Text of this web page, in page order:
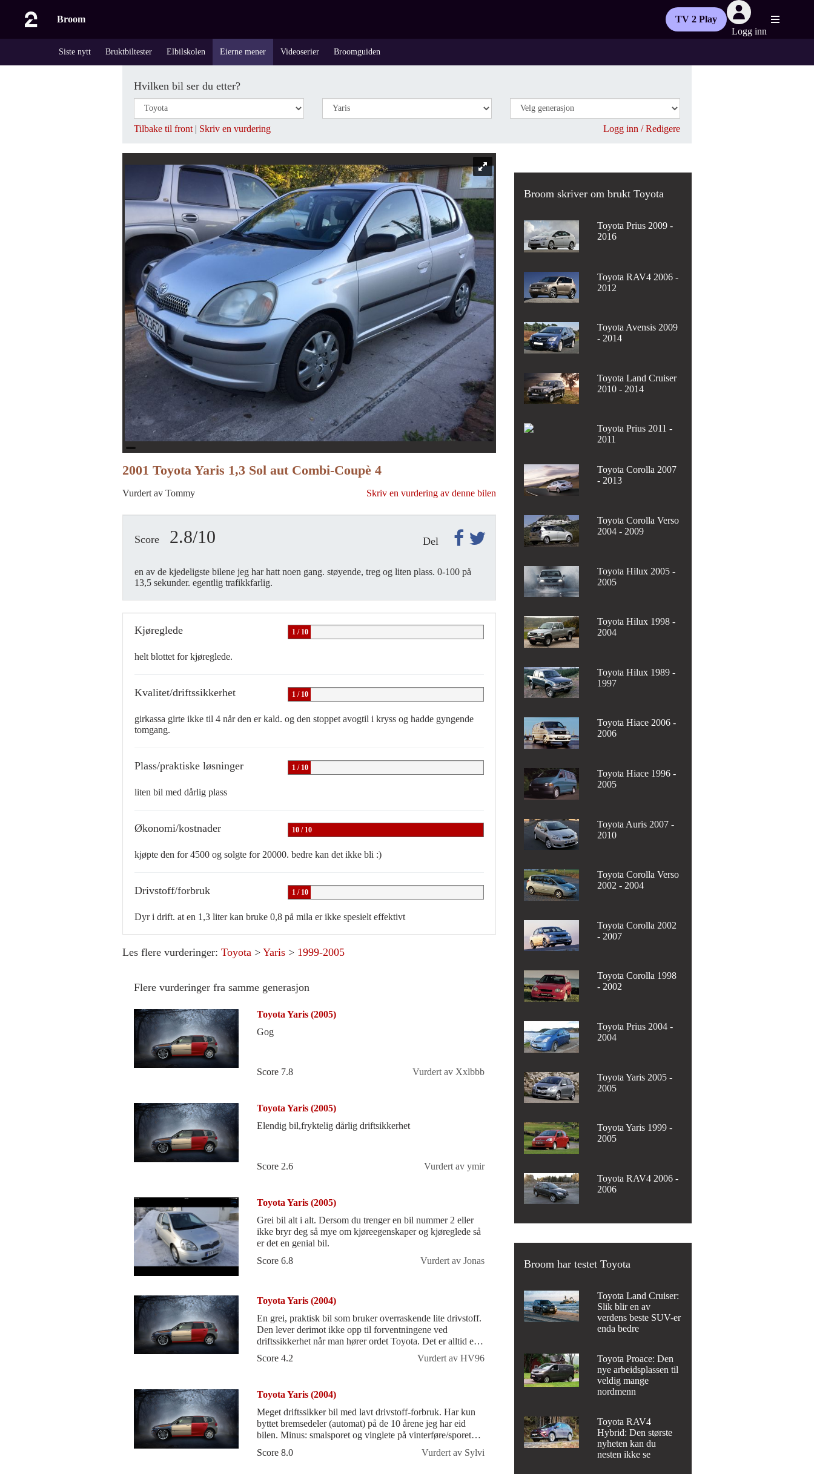
Broom
TV 2 Play
Logg inn
Siste nytt Bruktbiltester Elbilskolen Eierne mener Videoserier Broomguiden
Hvilken bil ser du etter?
Tilbake til front | Skriv en vurdering Logg inn / Redigere
2001 Toyota Yaris 1,3 Sol aut Combi-Coupè 4
Vurdert av Tommy Skriv en vurdering av denne bilen
Score 2.8/10 Del
en av de kjedeligste bilene jeg har hatt noen gang. støyende, treg og liten plass. 0-100 på
13,5 sekunder. egentlig trafikkfarlig.
Kjøreglede 1 / 10
helt blottet for kjøreglede.
Kvalitet/driftssikkerhet 1 / 10
girkassa girte ikke til 4 når den er kald. og den stoppet avogtil i kryss og hadde gyngende
tomgang.
Plass/praktiske løsninger 1 / 10
liten bil med dårlig plass
Økonomi/kostnader 10 / 10
kjøpte den for 4500 og solgte for 20000. bedre kan det ikke bli :)
Drivstoff/forbruk 1 / 10
Dyr i drift. at en 1,3 liter kan bruke 0,8 på mila er ikke spesielt effektivt
Les flere vurderinger: Toyota > Yaris > 1999-2005
Flere vurderinger fra samme generasjon
Toyota Yaris (2005)
Gog
Score 7.8 Vurdert av Xxlbbb
Toyota Yaris (2005)
Elendig bil,fryktelig dårlig driftsikkerhet
Score 2.6 Vurdert av ymir
Toyota Yaris (2005)
Grei bil alt i alt. Dersom du trenger en bil nummer 2 eller
ikke bryr deg så mye om kjøreegenskaper og kjøreglede så
er det en genial bil.
Score 6.8
Vurdert av Jonas
Toyota Yaris (2004)
En grei, praktisk bil som bruker overraskende lite drivstoff.
Den lever derimot ikke opp til forventningene ved
driftssikkerhet når man hører ordet Toyota. Det er alltid et
eller annet som må fikse
Score 4.2 Vurdert av HV96
Toyota Yaris (2004)
Meget driftssikker bil med lavt drivstoff-forbruk. Har kun
byttet bremsedeler (automat) på de 10 årene jeg har eid
bilen. Minus: smalsporet og vinglete på vinterføre/sporete
Score 8.0 Vurdert av Sylvi
Broom skriver om brukt Toyota
Toyota Prius 2009 -
2016
Toyota RAV4 2006 -
2012
Toyota Avensis 2009
- 2014
Toyota Land Cruiser
2010 - 2014
Toyota Prius 2011 -
2011
Toyota Corolla 2007
- 2013
Toyota Corolla Verso
2004 - 2009
Toyota Hilux 2005 -
2005
Toyota Hilux 1998 -
2004
Toyota Hilux 1989 -
1997
Toyota Hiace 2006 -
2006
Toyota Hiace 1996 -
2005
Toyota Auris 2007 -
2010
Toyota Corolla Verso
2002 - 2004
Toyota Corolla 2002
- 2007
Toyota Corolla 1998
- 2002
Toyota Prius 2004 -
2004
Toyota Yaris 2005 -
2005
Toyota Yaris 1999 -
2005
Toyota RAV4 2006 -
2006
Broom har testet Toyota
Toyota Land Cruiser:
Slik blir en av
verdens beste SUV-er
enda bedre
Toyota Proace: Den
nye arbeidsplassen til
veldig mange
nordmenn
Toyota RAV4
Hybrid: Den største
nyheten kan du
nesten ikke se